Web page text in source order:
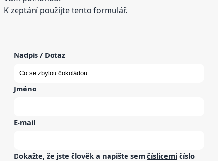
K zeptání použijte tento formulář.
Nadpis / Dotaz
Jméno
E-mail
Dokažte, že jste člověk a napište sem číslicemi číslo